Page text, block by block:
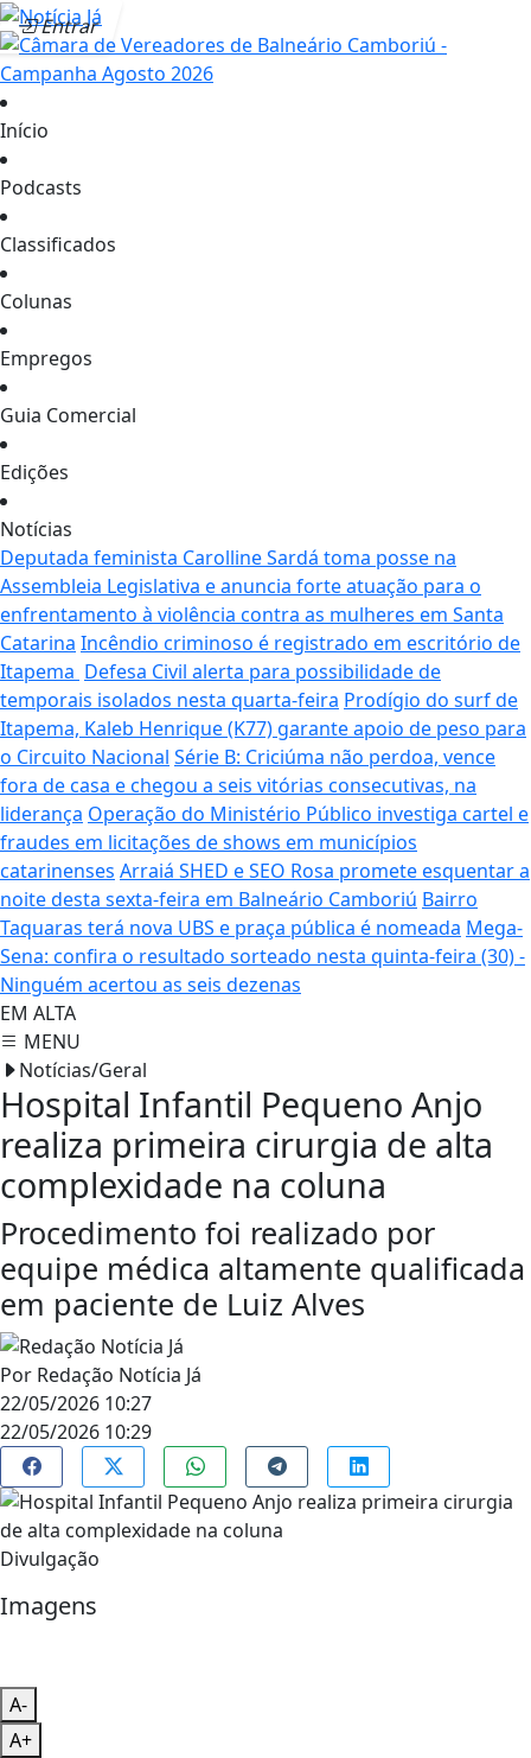
Entrar
Início
Podcasts
Classificados
Colunas
Empregos
Guia Comercial
Edições
Notícias
Deputada feminista Carolline Sardá toma posse na
Assembleia Legislativa e anuncia forte atuação para o
enfrentamento à violência contra as mulheres em Santa
Catarina Incêndio criminoso é registrado em escritório de
Itapema Defesa Civil alerta para possibilidade de
temporais isolados nesta quarta-feira Prodígio do surf de
Itapema, Kaleb Henrique (K77) garante apoio de peso para
o Circuito Nacional Série B: Criciúma não perdoa, vence
fora de casa e chegou a seis vitórias consecutivas, na
liderança Operação do Ministério Público investiga cartel e
fraudes em licitações de shows em municípios
catarinenses Arraiá SHED e SEO Rosa promete esquentar a
noite desta sexta-feira em Balneário Camboriú Bairro
Taquaras terá nova UBS e praça pública é nomeada Mega-
Sena: confira o resultado sorteado nesta quinta-feira (30) -
Ninguém acertou as seis dezenas
EM ALTA
MENU
Notícias/Geral
Hospital Infantil Pequeno Anjo
realiza primeira cirurgia de alta
complexidade na coluna
Procedimento foi realizado por
equipe médica altamente qualificada
em paciente de Luiz Alves
Por Redação Notícia Já
22/05/2026 10:27
22/05/2026 10:29
Divulgação
Imagens
A-
A+